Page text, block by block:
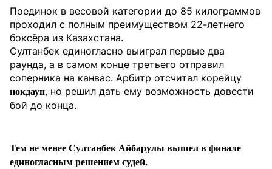
Поединок в весовой категории до 85 килограммов
проходил с полным преимуществом 22-летнего
боксёра из Казахстана.
Султанбек единогласно выиграл первые два
раунда, а в самом конце третьего отправил
соперника на канвас. Арбитр отсчитал корейцу
нокдаун, но решил дать ему возможность довести
бой до конца.
Тем не менее Султанбек Айбарулы вышел в финале
единогласным решением судей.